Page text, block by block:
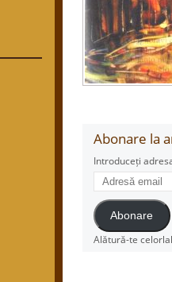
Abonare la
Introduceți
Adresă
email
Abonare
Alătură-te